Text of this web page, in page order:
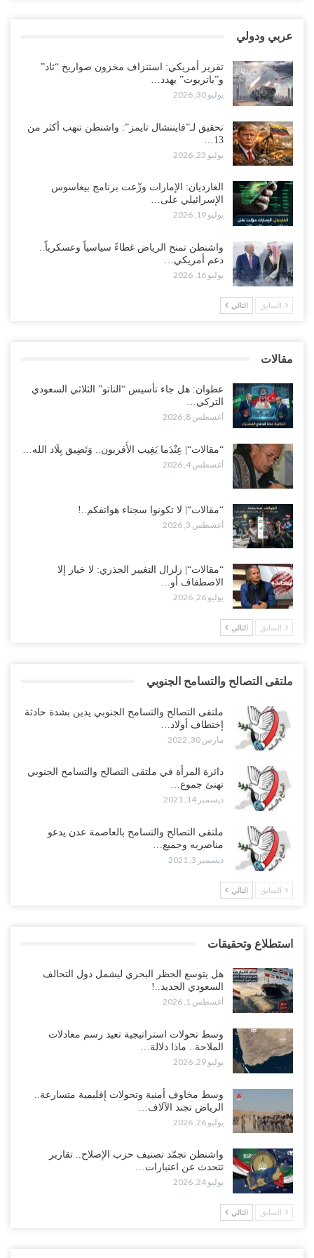
أغسطس 4, 2026
مدير مكتب العليمي يقدم استقالته.. والخلافات تعصف بالرئاسي وصراع
محتدم على خليفته..!
أغسطس 4, 2026
بالتهريب وعينه على المحافظ..!
أغسطس 4, 2026
تعيد تحشيد قواتها في أهم سواحل اليمن على البحر…
أغسطس 4, 2026
“الضالع“| حملة اجتثاث سعودية لأذرع الزبيدي من معقله الأبرز..!
هِيَ الحِضْنُ الدَّافِئُ…
عربي ودولي
تقرير أمريكي: استنزاف مخزون صواريخ “ثاد”
و”باتريوت” يهدد…
يوليو 30, 2026
تحقيق لـ”فايننشال تايمز”: واشنطن تنهب أكثر من
13…
يوليو 23, 2026
الغارديان: الإمارات وزّعت برنامج بيغاسوس
الإسرائيلي على…
يوليو 19, 2026
واشنطن تمنح الرياض غطاءً سياسياً وعسكرياً..
دعم أمريكي…
يوليو 16, 2026
السابق التالي
مقالات
عطوان: هل جاء تأسيس “الناتو” الثلاثي السعودي
التركي…
أغسطس 8, 2026
“مقالات“| عِنْدَما يَغِيب الأَقربون.. وَتَضِيق بِلَاد الله…
أغسطس 4, 2026
“مقالات“| لا تكونوا سجناء هواتفكم..!
أغسطس 3, 2026
“مقالات“| زلزال التغيير الجذري: لا خيار إلا
الاصطفاف أو…
يوليو 26, 2026
السابق التالي
ملتقى التصالح والتسامح الجنوبي
ملتقى التصالح والتسامح الجنوبي يدين بشدة حادثة
إختطاف أولاد…
مارس 30, 2022
دائرة المرأة في ملتقى التصالح والتسامح الجنوبي
تهنئ جموع…
ديسمبر 14, 2021
ملتقى التصالح والتسامح بالعاصمة عدن يدعو
مناصريه وجميع…
ديسمبر 3, 2021
السابق التالي
استطلاع وتحقيقات
هل يتوسع الحظر البحري ليشمل دول التحالف
السعودي الجديد..!
أغسطس 1, 2026
وسط تحولات استراتيجية تعيد رسم معادلات
الملاحة.. ماذا دلالة…
يوليو 29, 2026
وسط مخاوف أمنية وتحولات إقليمية متسارعة..
الرياض تجند الآلاف…
يوليو 26, 2026
واشنطن تجمّد تصنيف حزب الإصلاح.. تقارير
تتحدث عن اعتبارات…
يوليو 24, 2026
السابق التالي